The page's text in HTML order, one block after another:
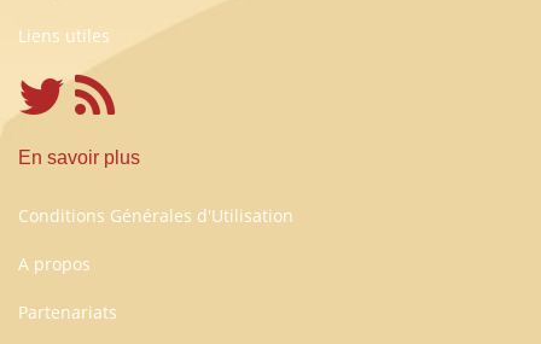
Liens utiles
En savoir plus
Conditions Générales d'Utilisation
A propos
Partenariats